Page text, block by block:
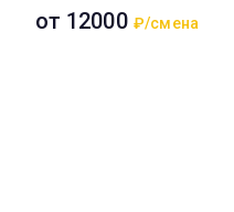
от 12000 ₽/смена